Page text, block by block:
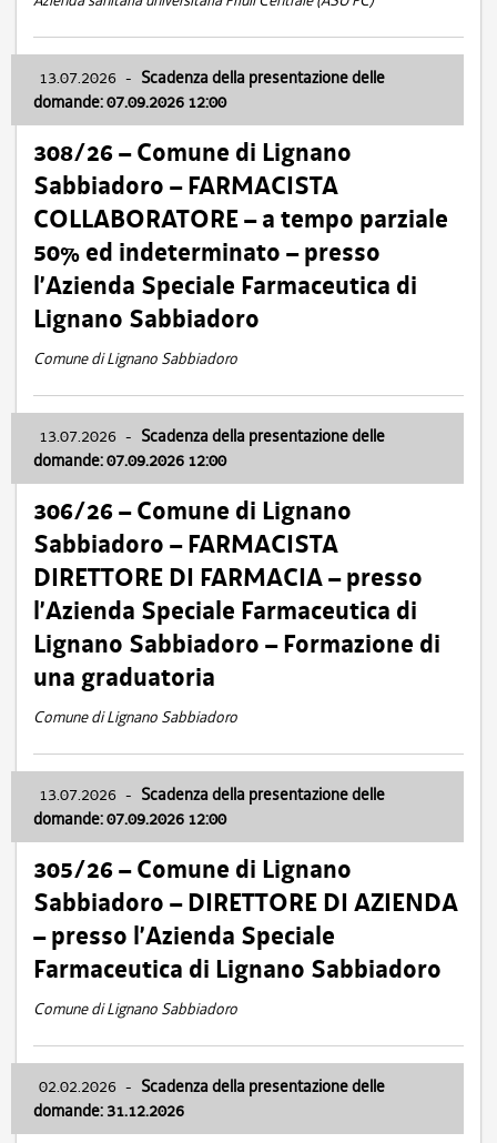
13.07.2026 - Scadenza della presentazione delle
domande: 07.09.2026 12:00
308/26 – Comune di Lignano
Sabbiadoro – FARMACISTA
COLLABORATORE – a tempo parziale
50% ed indeterminato – presso
l’Azienda Speciale Farmaceutica di
Lignano Sabbiadoro
Comune di Lignano Sabbiadoro
13.07.2026 - Scadenza della presentazione delle
domande: 07.09.2026 12:00
306/26 – Comune di Lignano
Sabbiadoro – FARMACISTA
DIRETTORE DI FARMACIA – presso
l’Azienda Speciale Farmaceutica di
Lignano Sabbiadoro – Formazione di
una graduatoria
Comune di Lignano Sabbiadoro
13.07.2026 - Scadenza della presentazione delle
domande: 07.09.2026 12:00
305/26 – Comune di Lignano
Sabbiadoro – DIRETTORE DI AZIENDA
– presso l’Azienda Speciale
Farmaceutica di Lignano Sabbiadoro
Comune di Lignano Sabbiadoro
02.02.2026 - Scadenza della presentazione delle
domande: 31.12.2026